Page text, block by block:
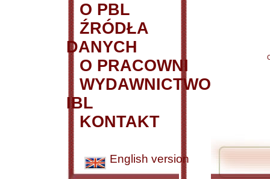
O PBL
ŹRÓDŁA
DANYCH
O PRACOWNI
WYDAWNICTWO
IBL
KONTAKT
English version